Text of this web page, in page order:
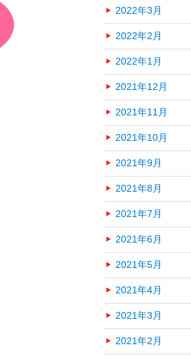
2022年3月
2022年2月
2022年1月
2021年12月
2021年11月
2021年10月
2021年9月
2021年8月
2021年7月
2021年6月
2021年5月
2021年4月
2021年3月
2021年2月